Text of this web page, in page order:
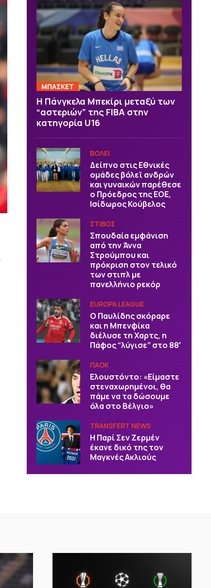
ΜΠΑΣΚΕΤ
H Πάνγκελα Μπεκίρι μεταξύ των
“αστεριών” της FIBA στην
κατηγορία U16
ΒOΛΕΙ
Δείπνο στις Εθνικές
ομάδες βόλεϊ ανδρών
και γυναικών παρέθεσε
ο Πρόεδρος της ΕΟΕ,
Ισίδωρος Κούβελος
ΣΤΙΒΟΣ
Σπουδαία εμφάνιση
από την Άννα
Στρούμπου και
πρόκριση στον τελικό
των στιπλ με
πανελλήνιο ρεκόρ
EUROPA LEAGUE
Ο Παυλίδης σκόραρε
και η Μπενφίκα
διέλυσε τη Χαρτς, η
Πάφος “λύγισε” στο 88′
ΠΑΟΚ
Ελουστόντο: «Είμαστε
στεναχωρημένοι, θα
πάμε να τα δώσουμε
όλα στο Βέλγιο»
TRANSFERT NEWS
Η Παρί Σεν Ζερμέν
έκανε δικό της τον
Μαγκνές Ακλιούς